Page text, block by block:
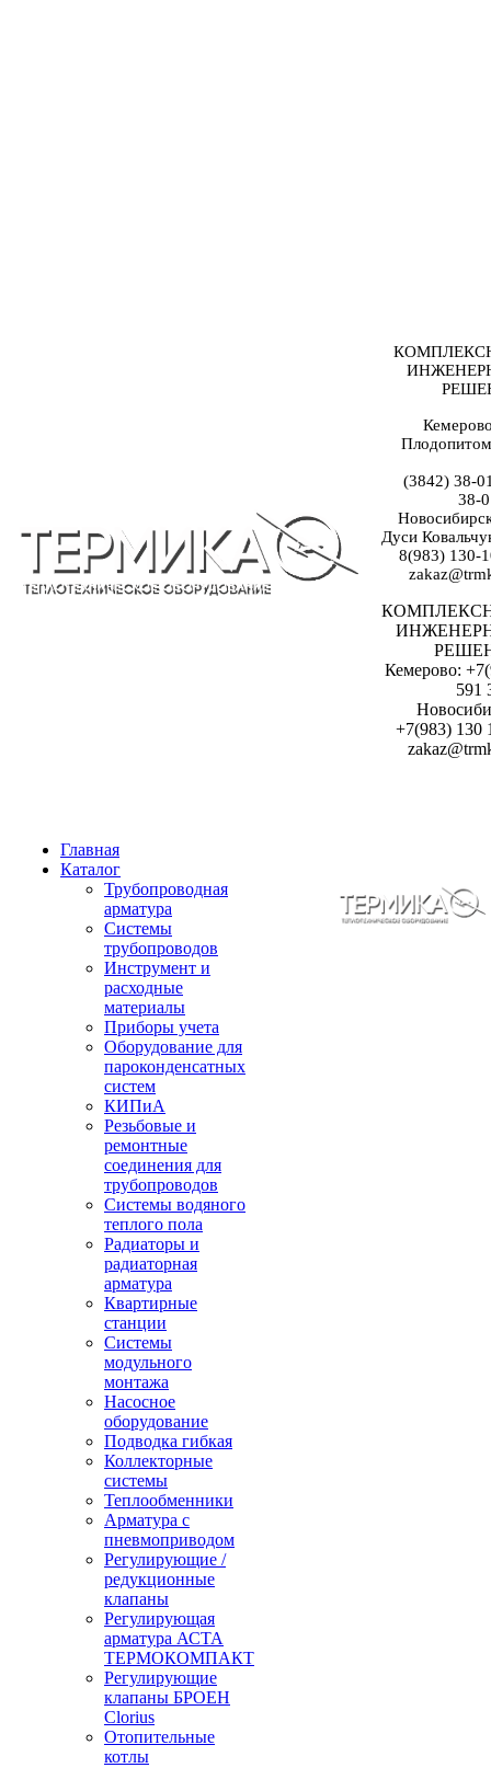
(3842) 38-
38-
Дуси
8(983) 130-
Кемерово:
591
+7(983) 130
Главная
Каталог
Трубопроводная
арматура
Системы
трубопроводов
Инструмент и
расходные
материалы
Приборы учета
Оборудование для
пароконденсатных
систем
КИПиА
Резьбовые и
ремонтные
соединения для
трубопроводов
Системы водяного
теплого пола
Радиаторы и
радиаторная
арматура
Квартирные
станции
Системы
модульного
монтажа
Насосное
оборудование
Подводка гибкая
Коллекторные
системы
Теплообменники
Арматура с
пневмоприводом
Регулирующие /
редукционные
клапаны
Регулирующая
арматура АСТА
ТЕРМОКОМПАКТ
Регулирующие
клапаны БРОЕН
Clorius
Отопительные
котлы